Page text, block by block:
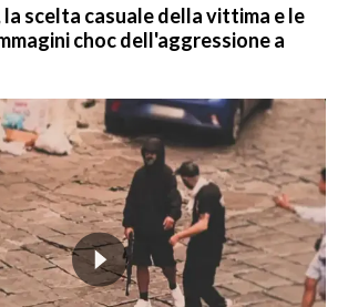
la scelta casuale della vittima e le
choc dell'aggressione a